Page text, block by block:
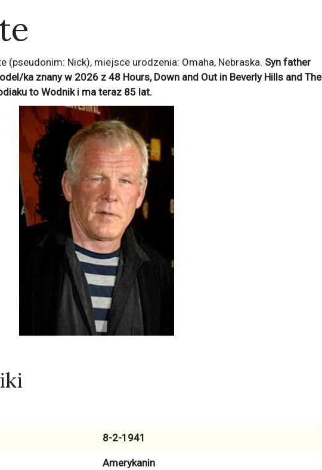
(pseudonim: Nick), miejsce urodzenia: Omaha, Nebraska. Syn father
ka znany w 2026 z 48 Hours, Down and Out in Beverly Hills and The
to Wodniki ma teraz 85 lat.
8-2-1941
Amerykanin